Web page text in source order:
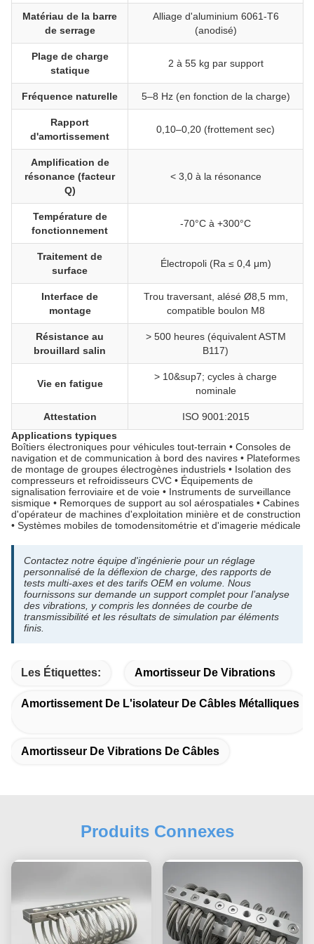
Matériau de la barre
de serrage
Alliage d'aluminium 6061-T6
(anodisé)
Plage de charge
statique
2 à 55 kg par support
Fréquence naturelle 5–8 Hz (en fonction de la charge)
Rapport
d'amortissement
0,10–0,20 (frottement sec)
Amplification de
résonance (facteur
Q)
< 3,0 à la résonance
Température de
fonctionnement
-70°C à +300°C
Traitement de
surface
Électropoli (Ra ≤ 0,4 μm)
Interface de
montage
Trou traversant, alésé Ø8,5 mm,
compatible boulon M8
Résistance au
brouillard salin
> 500 heures (équivalent ASTM
B117)
Vie en fatigue
> 10&sup7; cycles à charge
nominale
Attestation
ISO 9001:2015
Applications typiques
Boîtiers électroniques pour véhicules tout-terrain • Consoles de
navigation et de communication à bord des navires • Plateformes
de montage de groupes électrogènes industriels • Isolation des
compresseurs et refroidisseurs CVC • Équipements de
signalisation ferroviaire et de voie • Instruments de surveillance
sismique • Remorques de support au sol aérospatiales • Cabines
d'opérateur de machines d'exploitation minière et de construction
• Systèmes mobiles de tomodensitométrie et d'imagerie médicale
Contactez notre équipe d'ingénierie pour un réglage
personnalisé de la déflexion de charge, des rapports de
tests multi-axes et des tarifs OEM en volume. Nous
fournissons sur demande un support complet pour l’analyse
des vibrations, y compris les données de courbe de
transmissibilité et les résultats de simulation par éléments
finis.
Les Étiquettes: Amortisseur De Vibrations
Amortissement De L'isolateur De Câbles Métalliques
Amortisseur De Vibrations De Câbles
Produits Connexes